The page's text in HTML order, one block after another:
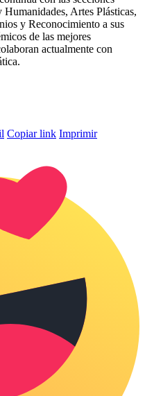
Artes Plásticas,
y Reconocimiento a sus
de las mejores
actualmente con
Copiar link Imprimir